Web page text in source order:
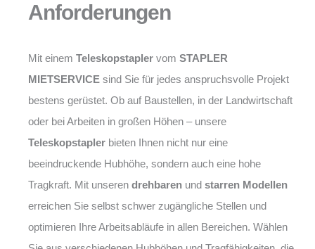
Anforderungen
Mit einem Teleskopstapler vom STAPLER
MIETSERVICE sind Sie für jedes anspruchsvolle Projekt
bestens gerüstet. Ob auf Baustellen, in der Landwirtschaft
oder bei Arbeiten in großen Höhen – unsere
Teleskopstapler bieten Ihnen nicht nur eine
beeindruckende Hubhöhe, sondern auch eine hohe
Tragkraft. Mit unseren drehbaren und starren Modellen
erreichen Sie selbst schwer zugängliche Stellen und
optimieren Ihre Arbeitsabläufe in allen Bereichen. Wählen